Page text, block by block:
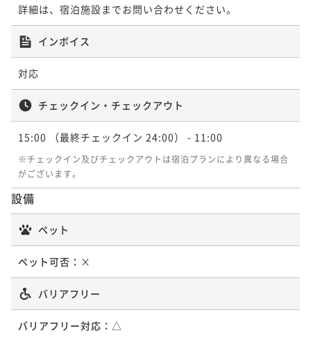
【セレブレーションステイ】ホテル特製アニバーサリ
ーケーキ＆優雅な朝食付き
2名 ¥ 86,950 ~
フレキシブル（21〜27階レギュラーフロア）
朝食付き 現地決済可 事前決済可 IN 15:00 - 24:00 OUT11:00
2名 ¥ 91,000 ~
朝食付き3連泊以上長期滞在プラン（事前支払・返金不
可）
詳細は、宿泊施設までお問い合わせください。
インボイス
対応
チェックイン・チェックアウト
15:00 （最終チェックイン 24:00） - 11:00
※チェックイン及びチェックアウトは宿泊プランにより異なる場合
がございます。
設備
ペット
ペット可否： ×
バリアフリー
バリアフリー対応： △